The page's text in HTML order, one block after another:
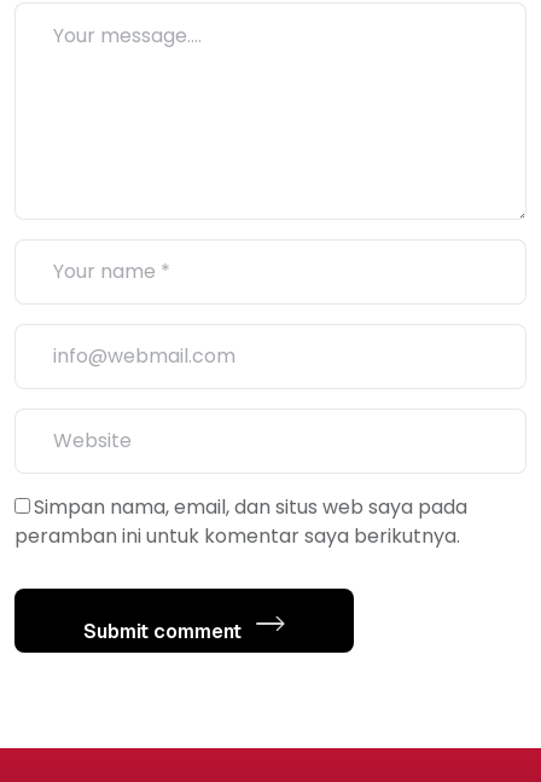
Simpan nama, email, dan situs web saya pada
peramban ini untuk komentar saya berikutnya.
Submit comment